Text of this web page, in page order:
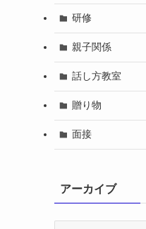
研修
親子関係
話し方教室
贈り物
面接
アーカイブ